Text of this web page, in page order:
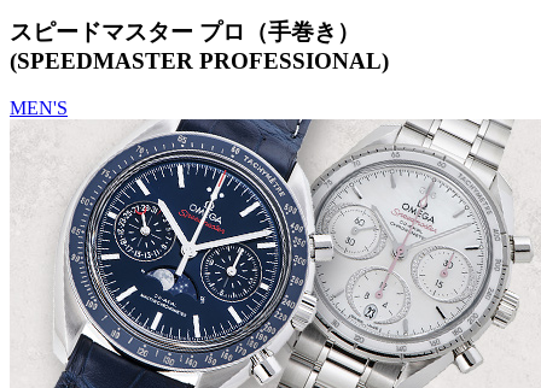
スピードマスター プロ（手巻き）
(SPEEDMASTER PROFESSIONAL)
MEN'S